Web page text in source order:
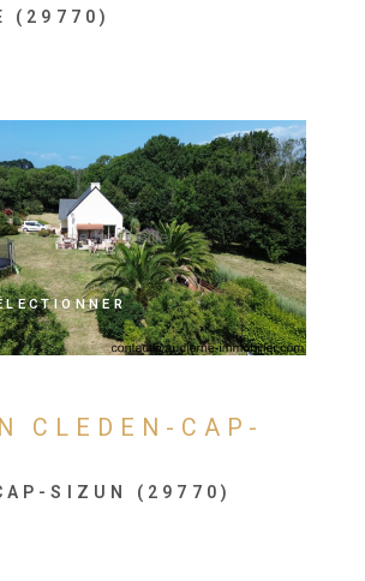
(29770)
CLEDEN-CAP-
SIZUN (29770)
VOIR LE BIEN